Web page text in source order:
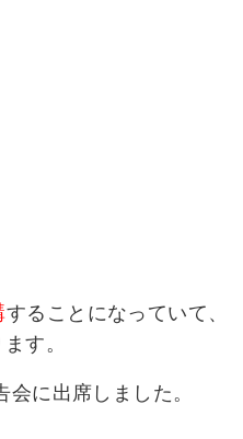
することになっていて、
す。
に出席しました。